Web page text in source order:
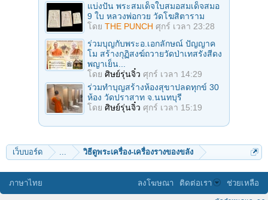
แบ่งปัน พระสมเด็จใบสมอสมเด็จสมอ
9 ใบ หลวงพ่อกวย วัดโฆสิตาราม
โดย THE PUNCH ศุกร์ เวลา 23:28
ร่วมบุญกับพระอ.เอกลักษณ์ ปัญญาค
โม สร้างกุฏิสงฆ์ถวายวัดป่าเทสรังสีดง
พญาเย็น...
โดย ศิษย์รุ่นจิ๋ว ศุกร์ เวลา 14:29
ร่วมทําบุญสร้างห้องสุขาปลดทุกข์ 30
ห้อง วัดปราสาท จ.นนทบุรี
โดย ศิษย์รุ่นจิ๋ว ศุกร์ เวลา 15:19
เว็บบอร์ด วิธีดูพระเครื่อง-เครื่องรางของขลัง
ภาษาไทย ลงโฆษณา ติดต่อเรา ช่วยเหลือ